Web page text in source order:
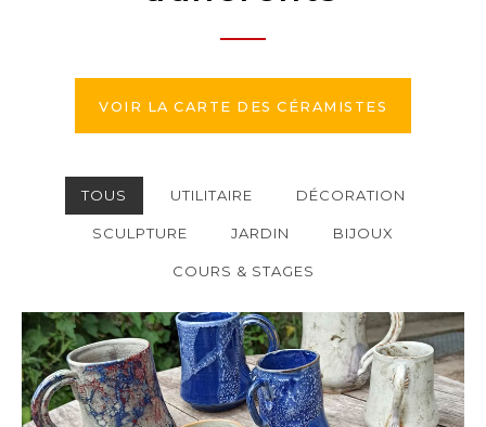
VOIR LA CARTE DES CÉRAMISTES
TOUS UTILITAIRE DÉCORATION
SCULPTURE JARDIN BIJOUX
COURS & STAGES